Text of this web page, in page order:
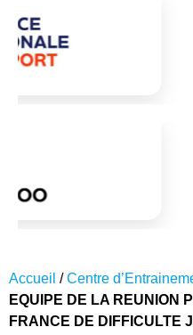
Accueil /Centre
EQUIPE DE LA REUNION
FRANCE DE DIFFICULTE